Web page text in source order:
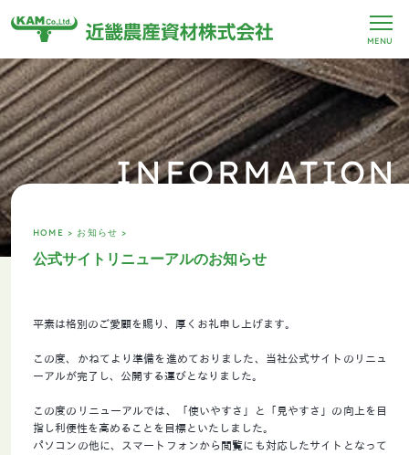
MENU
INFORMATION
HOME > お知らせ >
公式サイトリニューアルのお知らせ
平素は格別のご愛顧を賜り、厚くお礼申し上げます。
この度、かねてより準備を進めておりました、当社公式サイトのリニュ
ーアルが完了し、公開する運びとなりました。
この度のリニューアルでは、「使いやすさ」と「見やすさ」の向上を目
指し利便性を高めることを目標といたしました。
パソコンの他に、スマートフォンから閲覧にも対応したサイトとなって